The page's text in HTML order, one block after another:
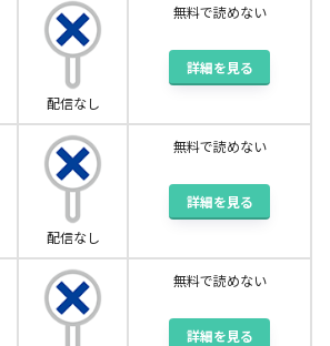
配信なし
無料で読めない
詳細を見る
配信なし
無料で読めない
詳細を見る
無料で読めない
詳細を見る